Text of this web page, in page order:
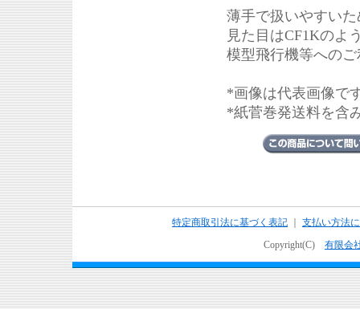
薄手で扱いやすい
見た目はCF1Kのよ
模型飛行機等への
*画像は代表画像で
*紙菅巻発送料を含
特定商取引法に基づく表記
支払い方法
Copyright(C) 有限会